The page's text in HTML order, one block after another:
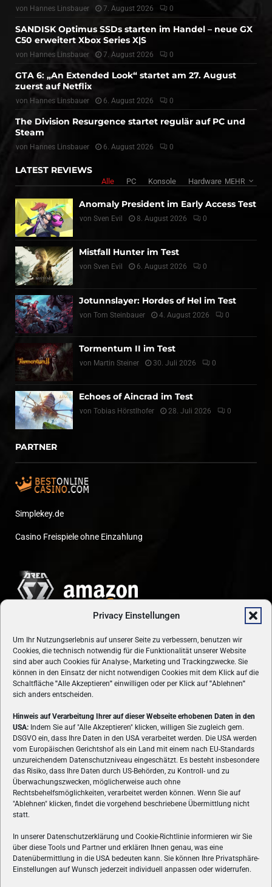
Privacy Einstellungen
Um Ihr Nutzungserlebnis auf unserer Seite zu verbessern, benutzen wir
Cookies, die technisch notwendig für die Funktionalität unserer Website
sind aber auch Cookies für Analyse-, Marketing und Trackingzwecke. Sie
können in den Einsatz der nicht notwendigen Cookies mit dem Klick auf die
Schaltfläche "Alle Akzeptieren" einwilligen oder per Klick auf"Ablehnen"
sich anders entscheiden.
Hinweis auf Verarbeitung Ihrer auf dieser Webseite erhobenen Daten in den
USA: Indem Sie auf "Alle Akzeptieren" klicken, willigen Sie zugleich gem.
DSGVO ein, dass Ihre Daten in den USA verarbeitet werden. Die USA werden
vom Europäischen Gerichtshof als ein Land mit einem nach EU-Standards
unzureichendem Datenschutzniveau eingeschätzt. Es besteht insbesondere
das Risiko, dass Ihre Daten durch US-Behörden, zu Kontroll- und zu
Überwachungszwecken, möglicherweise auch ohne
Rechtsbehelfsmöglichkeiten, verarbeitet werden können. Wenn Sie auf
"Ablehnen" klicken, findet die vorgehend beschriebene Übermittlung nicht
statt.
In unserer Datenschutzerklärung und Cookie-Richtlinie informieren wir Sie
über diese Tools und Partner und erklären Ihnen genau, was eine
Datenübermittlung in die USA bedeuten kann. Sie können Ihre Privatsphäre-
Einstellungen auf Wunsch jederzeit individuell anpassen oder widerrufen.
von Hannes Linsbauer 7. August 2026 0
SANDISK Optimus SSDs starten im Handel – neue GX
C50 erweitert Xbox Series X|S
von Hannes Linsbauer 7. August 2026 0
GTA 6: „An Extended Look“ startet am 27. August
zuerst auf Netflix
von Hannes Linsbauer 6. August 2026 0
The Division Resurgence startet regulär auf PC und
Steam
von Hannes Linsbauer 6. August 2026 0
LATEST REVIEWS
Alle PC Konsole Hardware MEHR
Anomaly President im Early Access Test
von Sven Evil 8. August 2026 0
Mistfall Hunter im Test
von Sven Evil 6. August 2026 0
Jotunnslayer: Hordes of Hel im Test
von Tom Steinbauer 4. August 2026 0
Tormentum II im Test
von Martin Steiner 30. Juli 2026 0
Echoes of Aincrad im Test
von Tobias Hörstlhofer 28. Juli 2026 0
PARTNER
Simplekey.de
Casino Freispiele ohne Einzahlung
ÜBER UNS
VON GAMERN, FÜR GAMER! Gamers.at ist das älteste Online-
Spielemagazin Österreichs und bringt täglich aktuelle News,
Reviews und Videos zu PC- und Konsolenspielen, Gaming-
Hardware und aus der Welt des e-Sport's.
FOLGE UNS